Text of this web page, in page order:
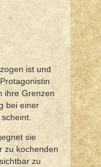
ist und
ihre Grenzen
bei einer
sie
zu kochenden
zu